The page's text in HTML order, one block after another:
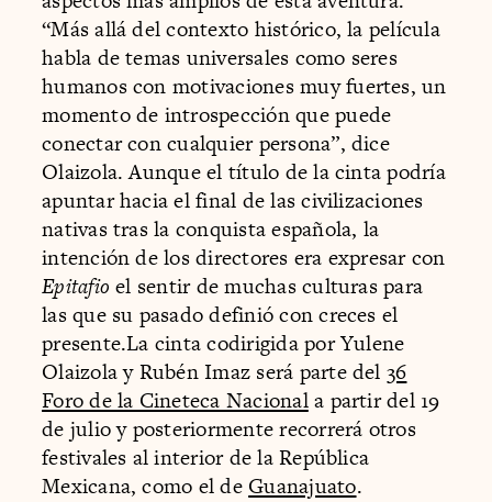
“Más allá del contexto histórico, la película
habla de temas universales como seres
humanos con motivaciones muy fuertes, un
momento de introspección que puede
conectar con cualquier persona”, dice
Olaizola. Aunque el título de la cinta podría
apuntar hacia el final de las civilizaciones
nativas tras la conquista española, la
intención de los directores era expresar con
Epitafioel sentir de muchas culturas para
las que su pasado definió con creces el
presente.La cinta codirigida por Yulene
Olaizola y Rubén Imaz será parte del 36
Foro de la Cineteca Nacionala partir del 19
de julio y posteriormente recorrerá otros
festivales al interior de la República
Mexicana, como el de Guanajuato.